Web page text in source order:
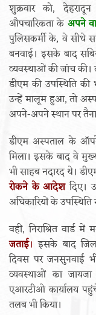
शुक्रवार को,
औपचारिकता के अपने
पुलिसकर्मी के, वे सीधे
बनवाई। इसके बाद
व्यवस्थाओं की जांच की।
डीएम की उपस्थिति
उन्हें मालूम हुआ, तो
अपने-अपने स्थान पर
डीएम अस्पताल के
मिला। इसके बाद वे
भी साहब नदारद थे।
रोकने के आदेशदिए।
अधिकारियों के
वहीं, निराश्रित वार्ड
जताई। इसके बाद
दिवस पर जनसुनवाई
व्यवस्थाओं का
एआरटीओ कार्यालय
तलब भी किया।